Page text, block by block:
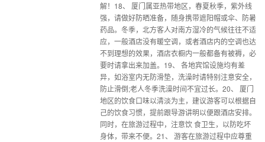
解！18、 厦门属亚热带地区，春夏秋季，紫外线
强，请做好防晒准备，随身携带遮阳帽或伞、防暑
药品。冬季，北方客人对南方湿冷的气候往往不适
应，一般酒店没有暖空调，或者酒店内的空调也达
不到理想的效果，酒店衣橱内一般都备有被褥，必
要时请拿出来加盖。19、 各地宾馆设施均有差
异，如浴室内无防滑垫，洗澡时请特别注意安全，
防止滑倒;老人冬季洗澡时间不宜过长。20、 厦门
地区的饮食口味以清淡为主，建议游客可以根据自
己的饮食习惯，提前跟导游讲明以便跟酒店安排。
同时，在旅游过程中，注意饮 食卫生，以防吃坏
身体，带来不便。21、 游客在旅游过程中应尊重